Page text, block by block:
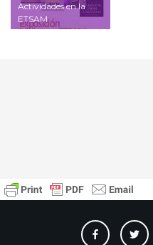
Actividades en la
ETSAM